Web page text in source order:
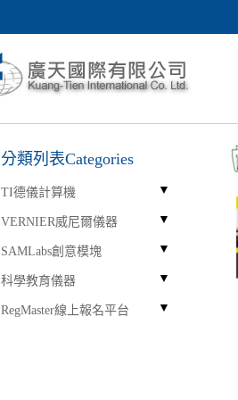
分類列表Categories
TI德儀計算機
VERNIER威尼爾儀器
SAMLabs創意模塊
科學教育儀器
RegMaster線上報名平台